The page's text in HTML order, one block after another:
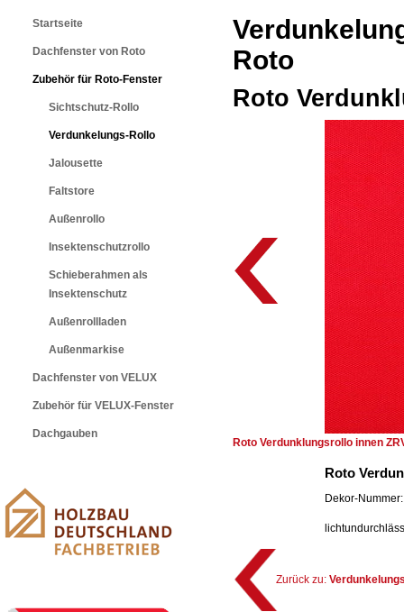
Startseite
Dachfenster von Roto
Zubehör für Roto-Fenster
Sichtschutz-Rollo
Verdunkelungs-Rollo
Jalousette
Faltstore
Außenrollo
Insektenschutzrollo
Schieberahmen als
Insektenschutz
Außenrollladen
Außenmarkise
Dachfenster von VELUX
Zubehör für VELUX-Fenster
Dachgauben
Roto
Roto
Roto Verdunklungsrollo innen
Roto
Dekor-
Zurück zu: